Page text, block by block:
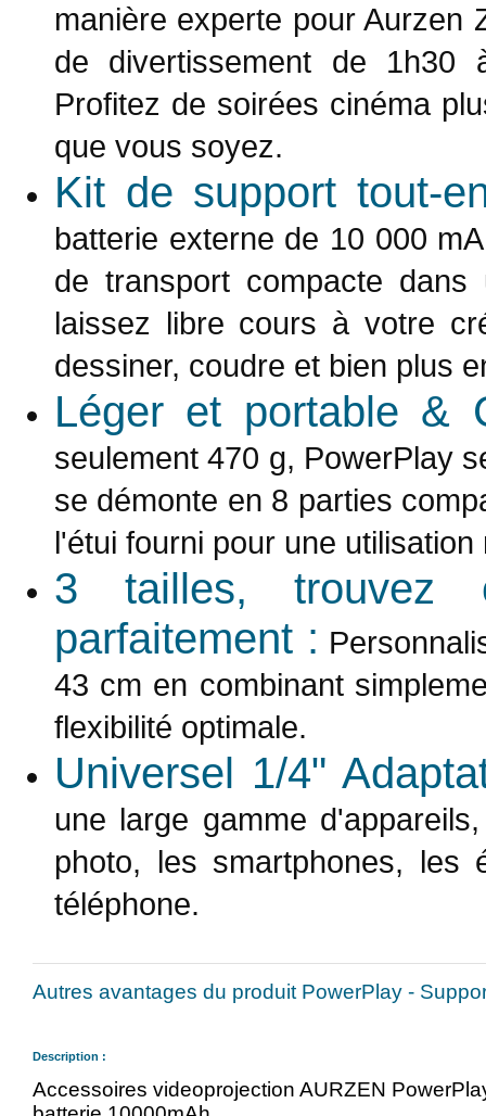
manière experte pour Aurzen
de divertissement de 1h30
Profitez de soirées cinéma
que vous soyez.
Kit de support tout-
batterie externe de 10 000
de transport compacte
laissez libre cours à votre
dessiner, coudre et bien plus
Léger et portable &
seulement 470 g, PowerPlay
se démonte en 8 parties
l'étui fourni pour une
3 tailles, trouvez
parfaitement :
43 cm en combinant
flexibilité optimale.
Universel 1/4"
une large gamme
photo, les smartphones, les
téléphone.
Autres avantages du produit PowerPlay -
Description :
Accessoires videoprojection AURZEN